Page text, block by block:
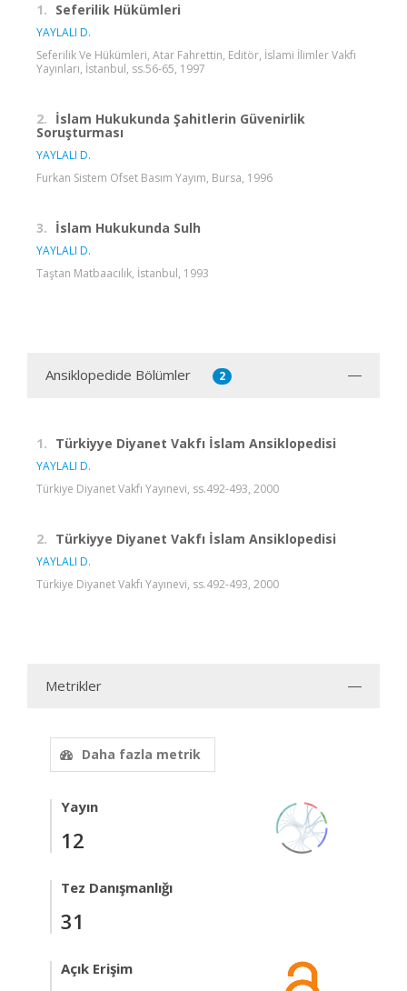
1. Seferilik Hükümleri
YAYLALI D.
Seferilik Ve Hükümleri, Atar Fahrettin, Editör, İslami İlimler Vakfı
Yayınları, İstanbul, ss.56-65, 1997
2. İslam Hukukunda Şahitlerin Güvenirlik
Soruşturması
YAYLALI D.
Furkan Sistem Ofset Basım Yayım, Bursa, 1996
3. İslam Hukukunda Sulh
YAYLALI D.
Taştan Matbaacılık, İstanbul, 1993
Ansiklopedide Bölümler 2
1. Türkiyye Diyanet Vakfı İslam Ansiklopedisi
YAYLALI D.
Türkiye Diyanet Vakfı Yayınevi, ss.492-493, 2000
2. Türkiyye Diyanet Vakfı İslam Ansiklopedisi
YAYLALI D.
Türkiye Diyanet Vakfı Yayınevi, ss.492-493, 2000
Metrikler
Daha fazla metrik
Yayın
12
Tez Danışmanlığı
31
Açık Erişim